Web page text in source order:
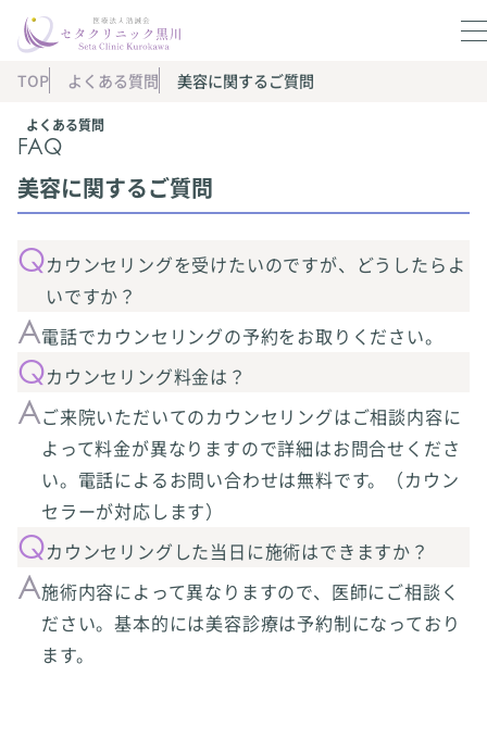
よくある質問
FAQ
TOP よくある質問 美容に関するご質問
美容に関するご質問
カウンセリングを受けたいのですが、どうしたらよ
いですか？
電話でカウンセリングの予約をお取りください。
カウンセリング料金は？
ご来院いただいてのカウンセリングはご相談内容に
よって料金が異なりますので詳細はお問合せくださ
い。電話によるお問い合わせは無料です。（カウン
セラーが対応します）
カウンセリングした当日に施術はできますか？
施術内容によって異なりますので、医師にご相談く
ださい。基本的には美容診療は予約制になっており
ます。